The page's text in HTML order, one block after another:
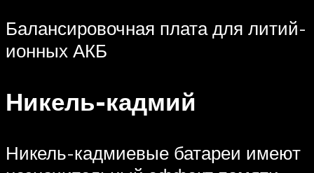
Балансировочная плата для литий-
ионных АКБ
Никель-кадмий
Никель-кадмиевые батареи имеют